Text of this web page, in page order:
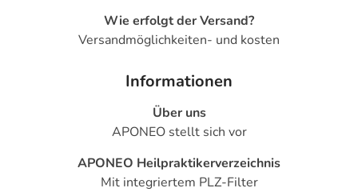
Wie erfolgt der Versand?
Versandmöglichkeiten- und kosten
Informationen
Über uns
APONEO stellt sich vor
APONEO Heilpraktikerverzeichnis
Mit integriertem PLZ-Filter